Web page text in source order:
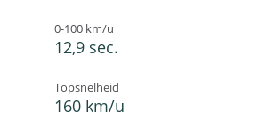
0-100 km/u
12,9 sec.
Topsnelheid
160 km/u